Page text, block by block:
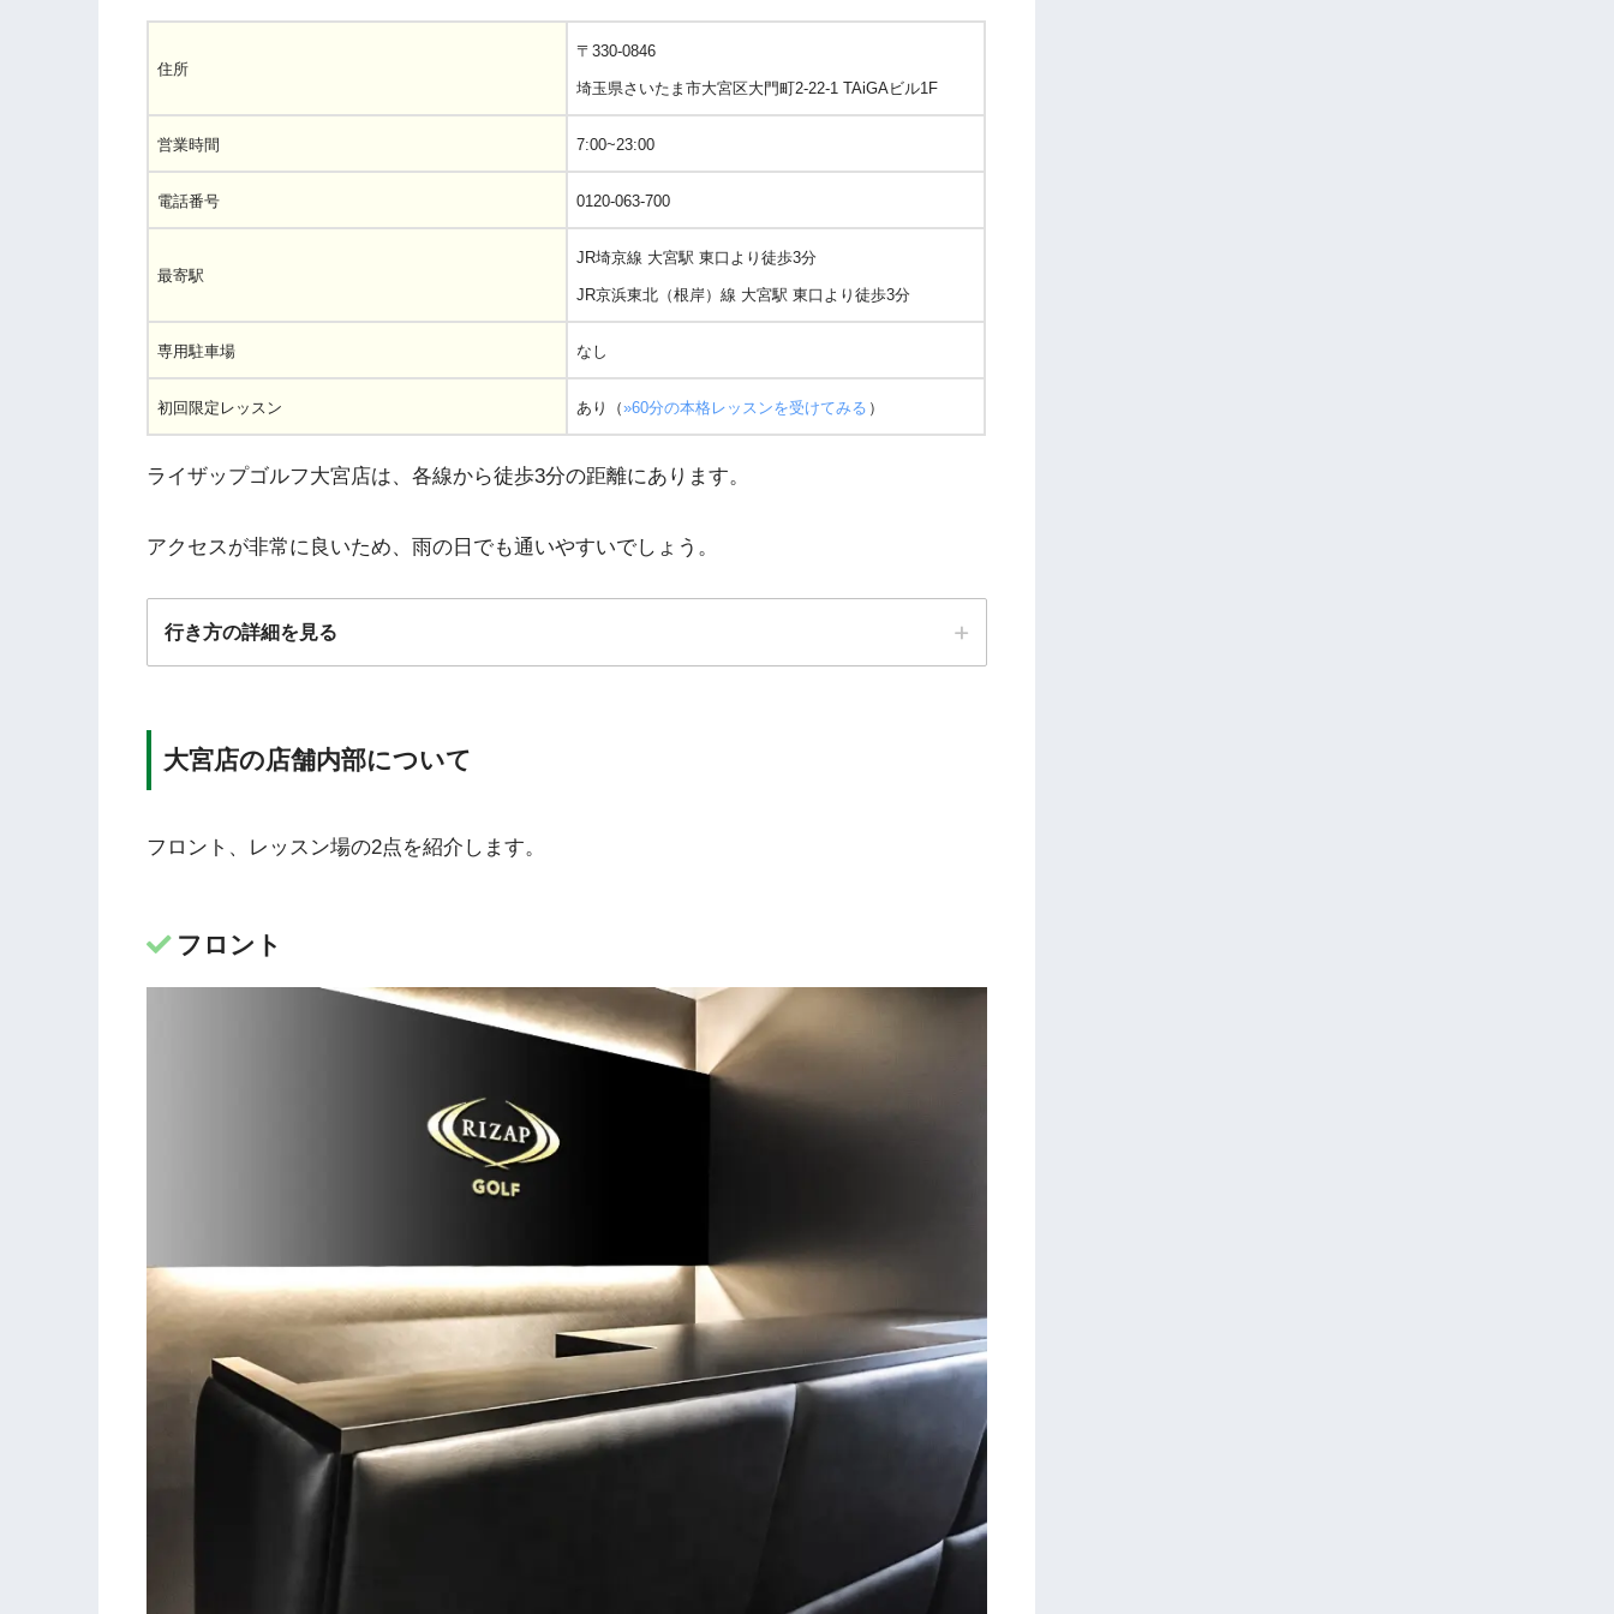
住所
〒330-0846
埼玉県さいたま市大宮区大門町2-22-1 TAiGAビル1F
営業時間 7:00~23:00
電話番号 0120-063-700
最寄駅
JR埼京線 大宮駅 東口より徒歩3分
JR京浜東北（根岸）線 大宮駅 東口より徒歩3分
専用駐車場 なし
初回限定レッスン あり（»60分の本格レッスンを受けてみる ）
ライザップゴルフ大宮店は、各線から徒歩3分の距離にあります。
アクセスが非常に良いため、雨の日でも通いやすいでしょう。
行き方の詳細を見る
①大宮駅東口から[高島屋]を右手に見て直進いただき、一つ目の信号を左折します。
②左折後は[早稲田アカデミー]を右手に、100m程直進しますと「TAiGAビル」です。
④[TAiGAビル]地下1Fは[カフェ:ベローチェ]、1Fが【RIZAP GOLF 大宮店】です。
大宮店の店舗内部について
フロント、レッスン場の2点を紹介します。
フロント